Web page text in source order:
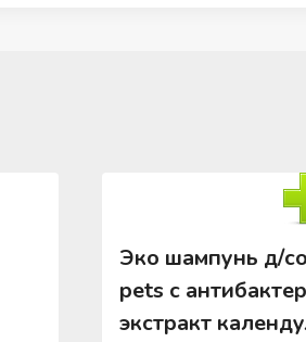
Эко шампунь д/
pets с
экстракт